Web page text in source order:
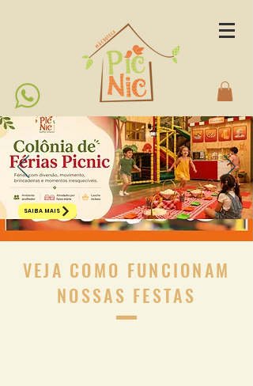
SAIBA MAIS
VEJA COMO FUNCIONAM
NOSSAS FESTAS